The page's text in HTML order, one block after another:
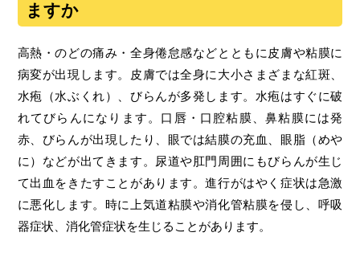
ますか
高熱・のどの痛み・全身倦怠感などとともに皮膚や粘膜に
病変が出現します。皮膚では全身に大小さまざまな紅斑、
水疱（水ぶくれ）、びらんが多発します。水疱はすぐに破
れてびらんになります。口唇・口腔粘膜、鼻粘膜には発
赤、びらんが出現したり、眼では結膜の充血、眼脂（めや
に）などが出てきます。尿道や肛門周囲にもびらんが生じ
て出血をきたすことがあります。進行がはやく症状は急激
に悪化します。時に上気道粘膜や消化管粘膜を侵し、呼吸
器症状、消化管症状を生じることがあります。